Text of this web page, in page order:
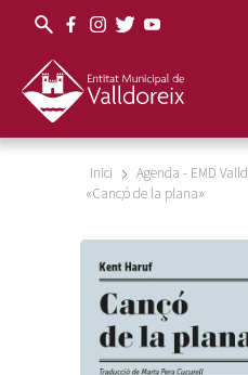
Inici Agenda - EMD
«Canc;ó de la plana»